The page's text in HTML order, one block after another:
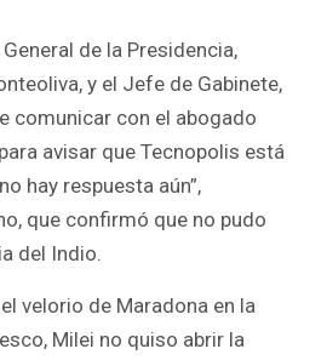
de la Presidencia,
y el Jefe de Gabinete,
comunicar con el abogado
avisar que Tecnopolis está
hay respuesta aún”,
que confirmó que no pudo
del Indio.
velorio de Maradona en la
Milei no quiso abrir la